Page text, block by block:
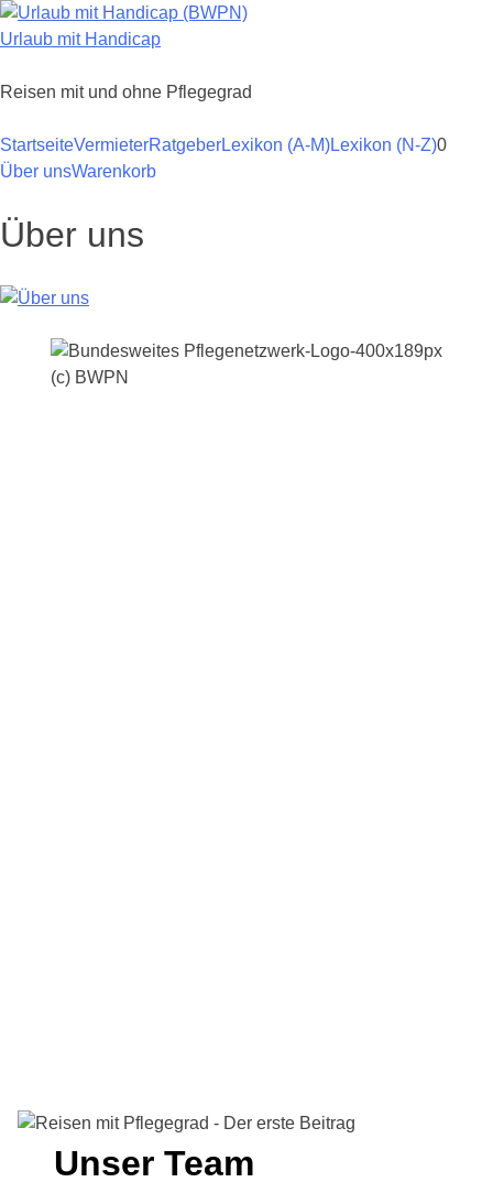
Zum
Inhalt
Urlaub mit Handicap
Reisen mit und ohne Pflegegrad
StartseiteVermieterRatgeberLexikon (A-M)Lexikon (N-Z)
Über unsWarenkorb
0
Über uns
(c) BWPN
Unser Team